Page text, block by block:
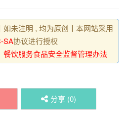
未注明 , 均为原创丨本网站采用
SA协议进行授权
餐饮服务食品安全监督管理办法
分享 (0)